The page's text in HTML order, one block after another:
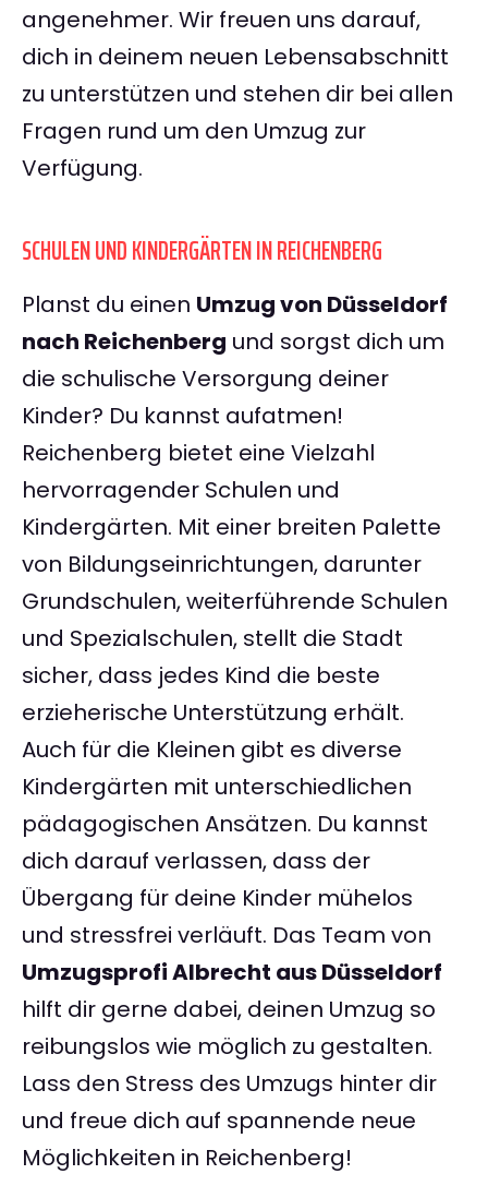
angenehmer. Wir freuen uns darauf,
dich in deinem neuen Lebensabschnitt
zu unterstützen und stehen dir bei allen
Fragen rund um den Umzug zur
Verfügung.
SCHULEN UND KINDERGÄRTEN IN REICHENBERG
Planst du einen Umzug von Düsseldorf
nach Reichenberg und sorgst dich um
die schulische Versorgung deiner
Kinder? Du kannst aufatmen!
Reichenberg bietet eine Vielzahl
hervorragender Schulen und
Kindergärten. Mit einer breiten Palette
von Bildungseinrichtungen, darunter
Grundschulen, weiterführende Schulen
und Spezialschulen, stellt die Stadt
sicher, dass jedes Kind die beste
erzieherische Unterstützung erhält.
Auch für die Kleinen gibt es diverse
Kindergärten mit unterschiedlichen
pädagogischen Ansätzen. Du kannst
dich darauf verlassen, dass der
Übergang für deine Kinder mühelos
und stressfrei verläuft. Das Team von
Umzugsprofi Albrecht aus Düsseldorf
hilft dir gerne dabei, deinen Umzug so
reibungslos wie möglich zu gestalten.
Lass den Stress des Umzugs hinter dir
und freue dich auf spannende neue
Möglichkeiten in Reichenberg!